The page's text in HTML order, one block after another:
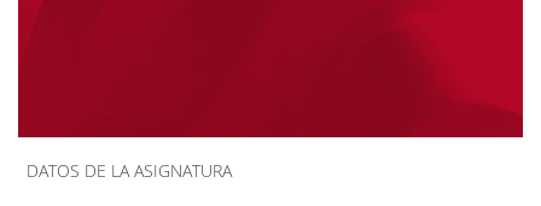
DATOS DE LA ASIGNATURA